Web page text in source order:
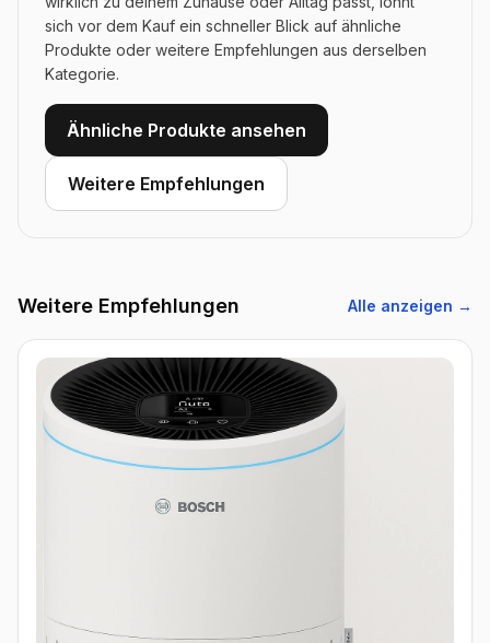
sich vor dem Kauf ein schneller Blick auf ähnliche
Produkte oder weitere Empfehlungen aus derselben
Kategorie.
Ähnliche Produkte ansehen
Weitere Empfehlungen
Weitere Empfehlungen Alle anzeigen →